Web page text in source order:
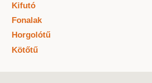
Kifutó
Fonalak
Horgolótű
Kötőtű